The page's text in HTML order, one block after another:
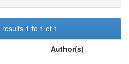
1 to 1 of 1
Author(s)